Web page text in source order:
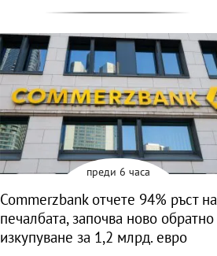
преди 6 часа
Commerzbank отчете 94% ръст на
печалбата, започва ново обратно
изкупуване за 1,2 млрд. евро